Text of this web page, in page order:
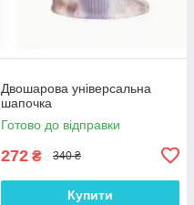
Двошарова універсальна
шапочка
Готово до відправки
272 ₴ 340 ₴
Купити